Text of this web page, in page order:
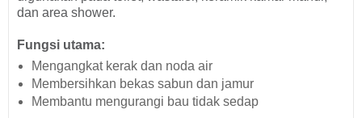
dan area shower.
Fungsi utama:
Mengangkat kerak dan noda air
Membersihkan bekas sabun dan jamur
Membantu mengurangi bau tidak sedap